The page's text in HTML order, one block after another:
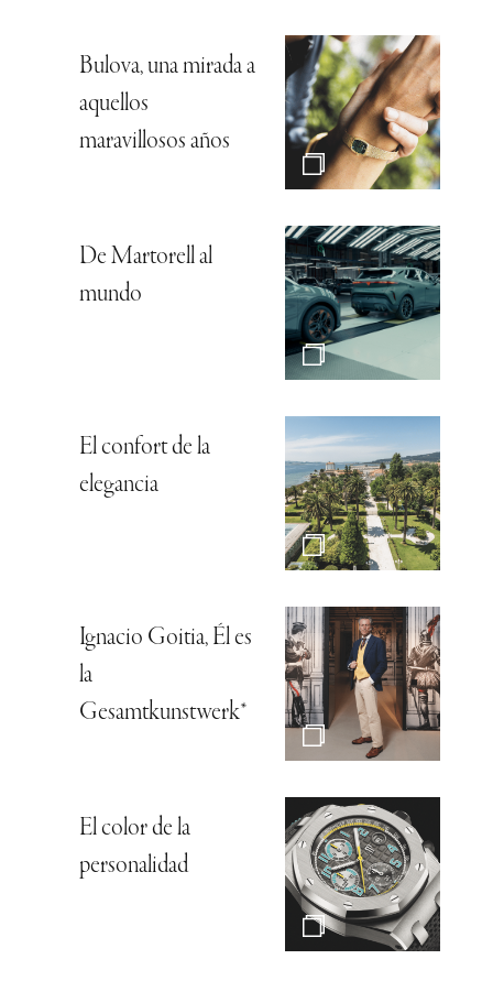
Bulova, una mirada a
aquellos
maravillosos años
De Martorell al
mundo
El confort de la
elegancia
Ignacio Goitia, Él es
la
Gesamtkunstwerk*
El color de la
personalidad